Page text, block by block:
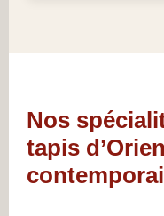
Nos
tapis